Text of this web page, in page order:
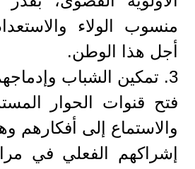
منسوب الولاء
أجل هذا الوطن.
​3. تمكين الشباب وإدماجهم في القيادة
​فتح قنوات الحوار
والاستماع إلى أفكارهم
​إشراكهم الفعلي في